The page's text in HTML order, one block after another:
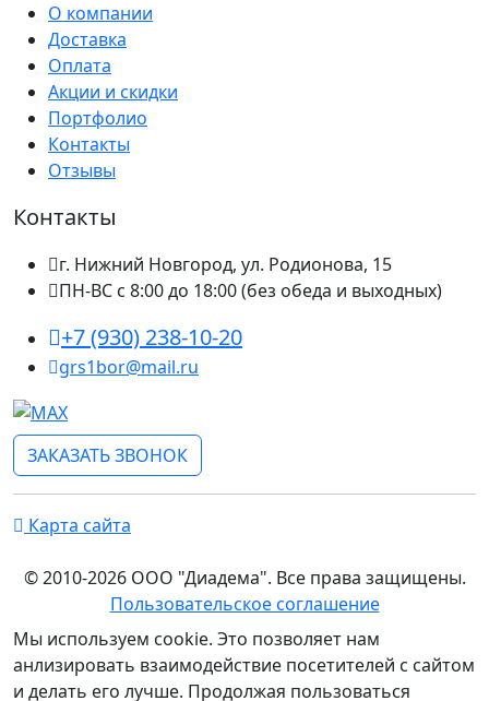
О компании
Доставка
Оплата
Акции и скидки
Портфолио
Контакты
Отзывы
Контакты
г. Нижний Новгород, ул. Родионова, 15
ПН-ВС с 8:00 до 18:00 (без обеда и выходных)
+7 (930) 238-10-20
grs1bor@mail.ru
ЗАКАЗАТЬ ЗВОНОК
Карта сайта
© 2010-2026 ООО "Диадема". Все права защищены.
Пользовательское соглашение
Мы используем cookie. Это позволяет нам
анлизировать взаимодействие посетителей с сайтом
и делать его лучше. Продолжая пользоваться